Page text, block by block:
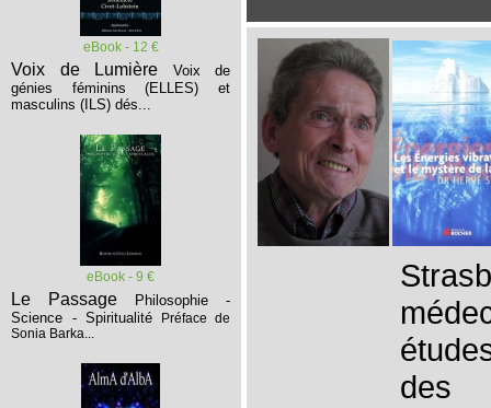
eBook - 12 €
Voix de Lumière
Voix de
génies féminins (ELLES) et
masculins (ILS) dés...
eBook - 9 €
Le Passage
Philosophie -
Science - Spiritualité
Préface de
Sonia Barka...
des